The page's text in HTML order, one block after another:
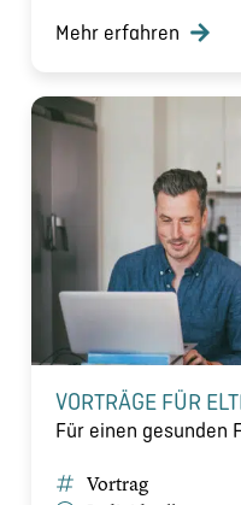
Mehr erfahren
VORTRÄGE FÜR
Für einen gesunden
Vortrag